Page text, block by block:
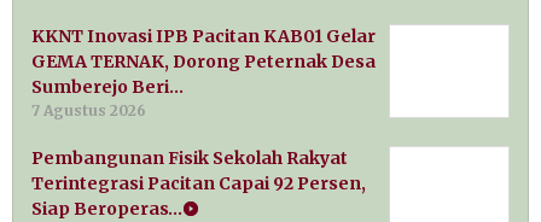
KKNT Inovasi IPB Pacitan KAB01 Gelar
GEMA TERNAK, Dorong Peternak Desa
Sumberejo Beri…
7 Agustus 2026
Pembangunan Fisik Sekolah Rakyat
Terintegrasi Pacitan Capai 92 Persen,
Siap Beroperas…